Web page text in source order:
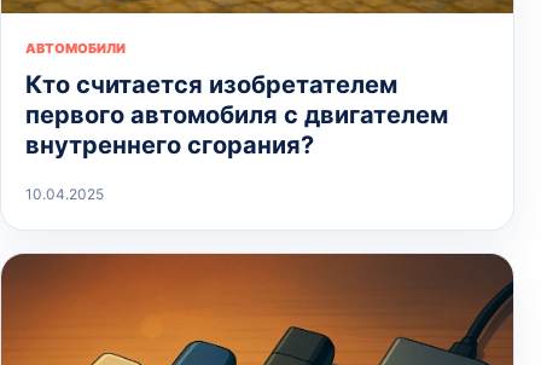
АВТОМОБИЛИ
Кто считается изобретателем
первого автомобиля с двигателем
внутреннего сгорания?
10.04.2025